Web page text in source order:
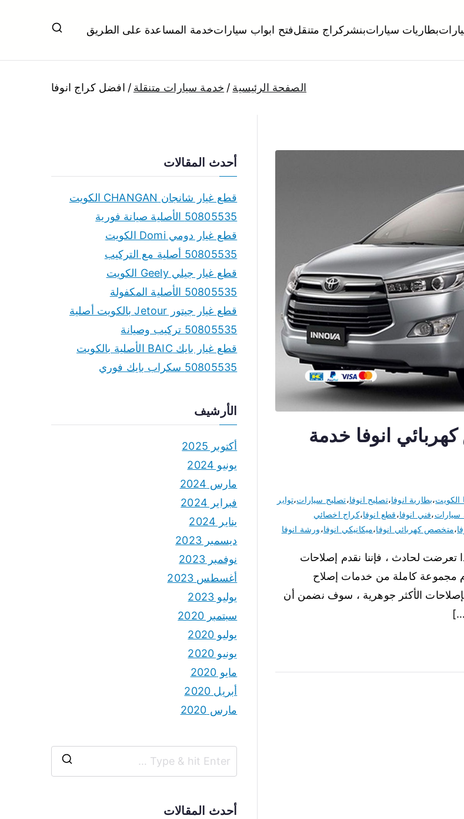
اطارات عجلات تصليح وصيانة سيارات امام المنزل تبديل بطاريات بارخص الاسعار
بطاريات سياراتبنشر كراج متنقلفتح ابواب سياراتخدمة المساعدة على الطريق
الصفحة الرئيسية خدمة سيارات متنقلة افضل كراج انوفا
متخصص كهربائي انوفا خدمة
الكويت،بطارية انوفا،تصليح انوفا،تصليح سيارات،تواير
سيارات،فني انوفا،قطع انوفا،كراج اخصائي
،متخصص كهربائي انوفا،ميكانيكي انوفا،ورشة انوفا
تعرضت لحادث ، فإننا نقدم إصلاحات
مجموعة كاملة من خدمات إصلاح
الأكثر جوهرية ، سوف نضمن أن
أحدث المقالات
قطع غيار شانجان CHANGAN الكويت
50805535 الأصلية صيانة فورية
قطع غيار دومي Domi الكويت
50805535 أصلية مع التركيب
قطع غيار جيلي Geely الكويت
50805535 الأصلية المكفولة
قطع غيار جيتور Jetour بالكويت أصلية
50805535 تركيب وصيانة
قطع غيار بايك BAIC الأصلية بالكويت
50805535 سكراب بايك فوري
الأرشيف
أكتوبر 2025
يونيو 2024
مارس 2024
فبراير 2024
يناير 2024
ديسمبر 2023
نوفمبر 2023
أغسطس 2023
يوليو 2023
سبتمبر 2020
يوليو 2020
يونيو 2020
مايو 2020
أبريل 2020
مارس 2020
أحدث المقالات